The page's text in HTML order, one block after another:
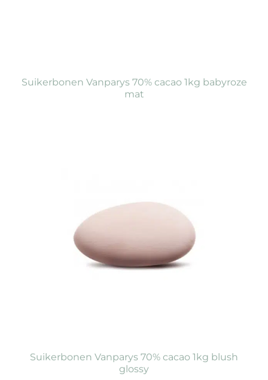
Suikerbonen Vanparys 70% cacao 1kg babyroze
mat
Suikerbonen Vanparys 70% cacao 1kg blush
glossy